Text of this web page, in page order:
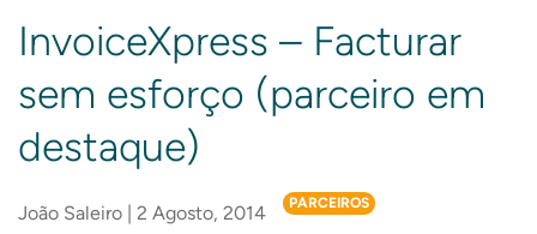
InvoiceXpress – Facturar
sem esforço (parceiro em
destaque)
João Saleiro | 2 Agosto, 2014 PARCEIROS